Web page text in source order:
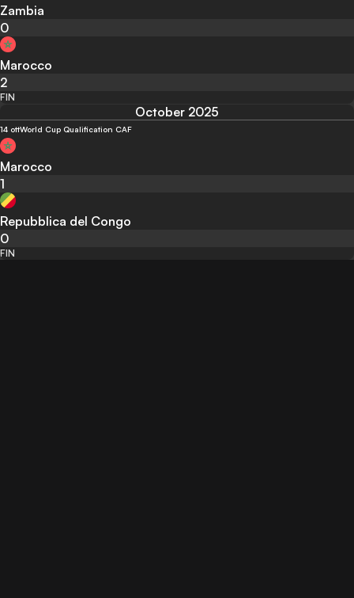
Zambia
0
Marocco
2
FIN
October 2025
14 ottWorld Cup Qualification CAF
Marocco
1
Repubblica del Congo
0
FIN